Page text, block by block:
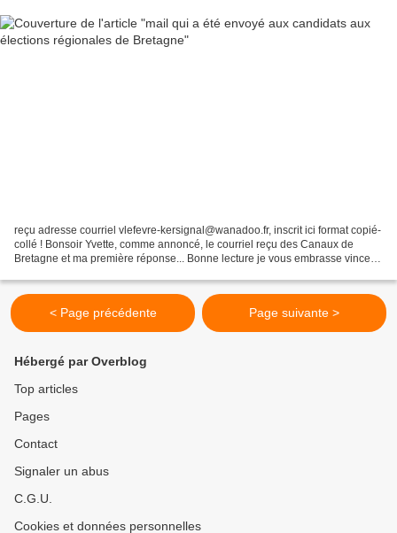
reçu adresse courriel vlefevre-kersignal@wanadoo.fr, inscrit ici format copié-
collé ! Bonsoir Yvette, comme annoncé, le courriel reçu des Canaux de
Bretagne et ma première réponse... Bonne lecture je vous embrasse vincent
< Page précédente Page suivante >
Hébergé par Overblog
Top articles
Pages
Contact
Signaler un abus
C.G.U.
Cookies et données personnelles